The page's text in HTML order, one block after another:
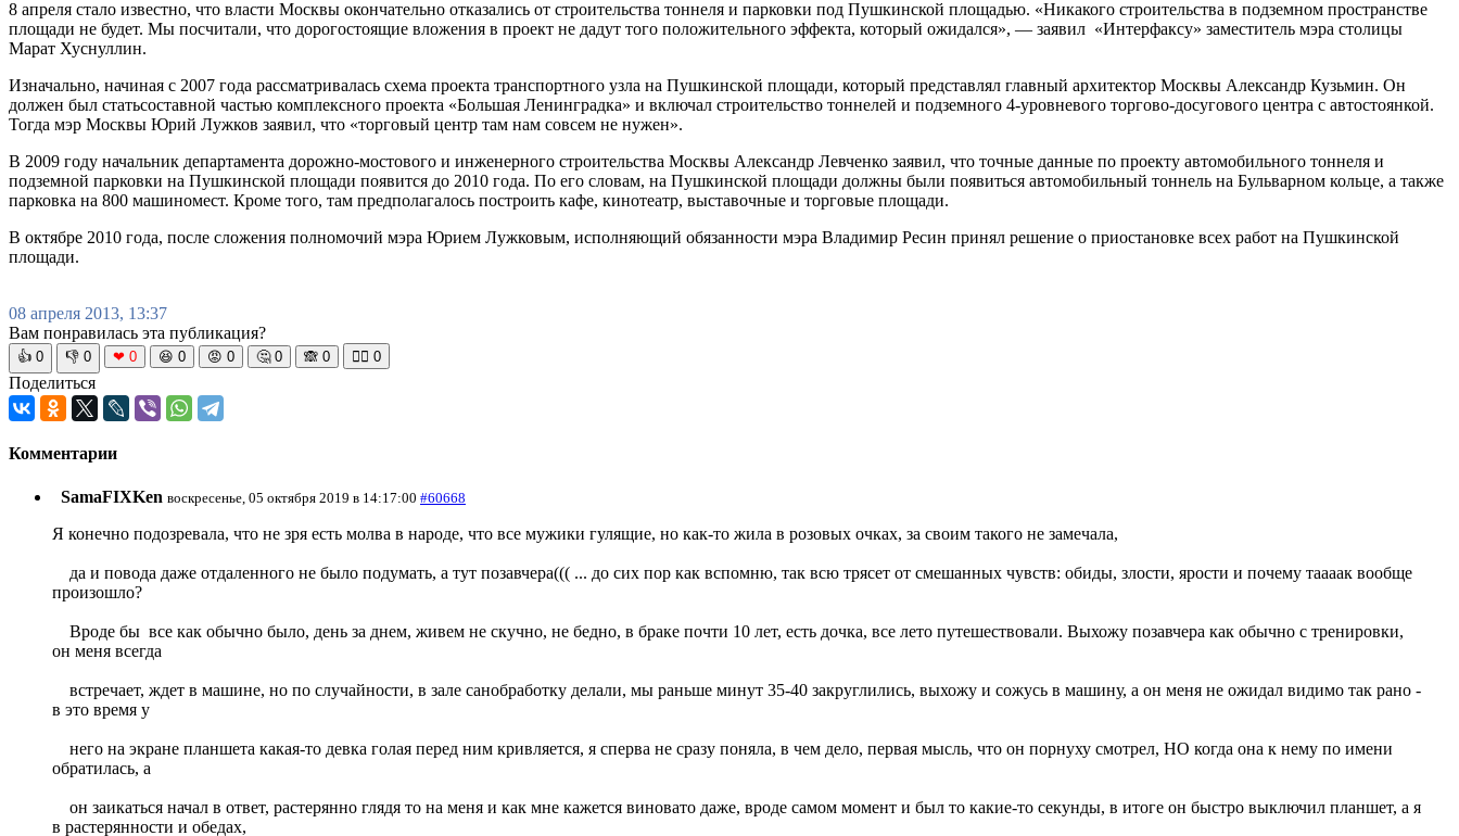
8 апреля стало известно, что власти Москвы окончательно отказались от строительства тоннеля и парковки под Пушкинской площадью. «Никакого строительства в подземном пространстве
площади не будет. Мы посчитали, что дорогостоящие вложения в проект не дадут того положительного эффекта, который ожидался», — заявил «Интерфаксу» заместитель мэра столицы
Марат Хуснуллин.
Изначально, начиная с 2007 года рассматривалась схема проекта транспортного узла на Пушкинской площади, который представлял главный архитектор Москвы Александр Кузьмин. Он
должен был статьсоставной частью комплексного проекта «Большая Ленинградка» и включал строительство тоннелей и подземного 4-уровневого торгово-досугового центра с автостоянкой.
Тогда мэр Москвы Юрий Лужков заявил, что «торговый центр там нам совсем не нужен».
В 2009 году начальник департамента дорожно-мостового и инженерного строительства Москвы Александр Левченко заявил, что точные данные по проекту автомобильного тоннеля и
подземной парковки на Пушкинской площади появится до 2010 года. По его словам, на Пушкинской площади должны были появиться автомобильный тоннель на Бульварном кольце, а также
парковка на 800 машиномест. Кроме того, там предполагалось построить кафе, кинотеатр, выставочные и торговые площади.
В октябре 2010 года, после сложения полномочий мэра Юрием Лужковым, исполняющий обязанности мэра Владимир Ресин принял решение о приостановке всех работ на Пушкинской
площади.
08 апреля 2013, 13:37
Вам понравилась эта публикация?
👍 0 👎 0 ❤ 0 😆 0 😡 0 🤔 0 🙈 0 🧘‍♀️ 0
Поделиться
Комментарии
SamaFIXKen воскресенье, 05 октября 2019 в 14:17:00 #60668
Я конечно подозревала, что не зря есть молва в народе, что все мужики гулящие, но как-то жила в розовых очках, за своим такого не замечала,
да и повода даже отдаленного не было подумать, а тут позавчера((( ... до сих пор как вспомню, так всю трясет от смешанных чувств: обиды, злости, ярости и почему таааак вообще
произошло?
Вроде бы все как обычно было, день за днем, живем не скучно, не бедно, в браке почти 10 лет, есть дочка, все лето путешествовали. Выхожу позавчера как обычно с тренировки,
он меня всегда
встречает, ждет в машине, но по случайности, в зале санобработку делали, мы раньше минут 35-40 закруглились, выхожу и сожусь в машину, а он меня не ожидал видимо так рано -
в это время у
него на экране планшета какая-то девка голая перед ним кривляется, я сперва не сразу поняла, в чем дело, первая мысль, что он порнуху смотрел, НО когда она к нему по имени
обратилась, а
он заикаться начал в ответ, растерянно глядя то на меня и как мне кажется виновато даже, вроде самом момент и был то какие-то секунды, в итоге он быстро выключил планшет, а я
в растерянности и обедах,